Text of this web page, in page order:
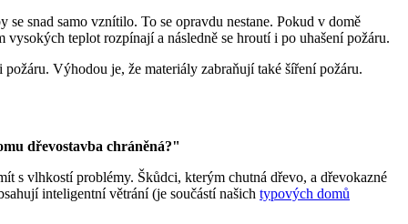
snad samo vznítilo. To se opravdu nestane. Pokud v domě
teplot rozpínají a následně se hroutí i po uhašení požáru.
Výhodou je, že materiály zabraňují také šíření požáru.
dřevostavba chráněná?"
s vlhkostí problémy. Škůdci, kterým chutná dřevo, a dřevokazné
inteligentní větrání (je součástí našich typových domů